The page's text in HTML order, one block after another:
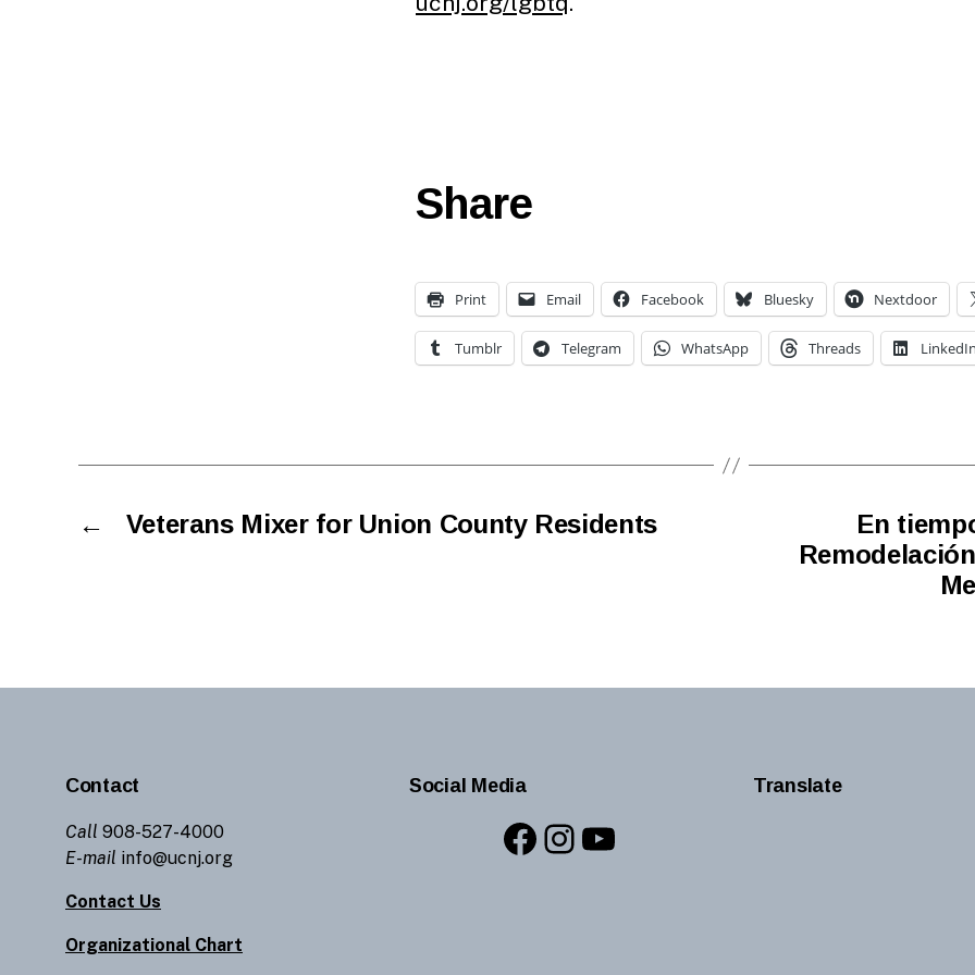
Share
Print Email Facebook Bluesky Nextdoor
Tumblr Telegram WhatsApp Threads
← Veterans Mixer for Union County Residents
En
Contact
Call 908-527-4000
E-mail info@ucnj.org
Contact Us
Organizational Chart
Social Media
Facebook
Instagram
YouTube
Translate